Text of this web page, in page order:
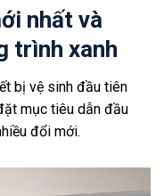
nhất và
trình xanh
bị vệ sinh đầu tiên
mục tiêu dẫn đầu
đổi mới.